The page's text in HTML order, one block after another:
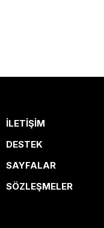
İLETİŞİM
DESTEK
SAYFALAR
SÖZLEŞMELER